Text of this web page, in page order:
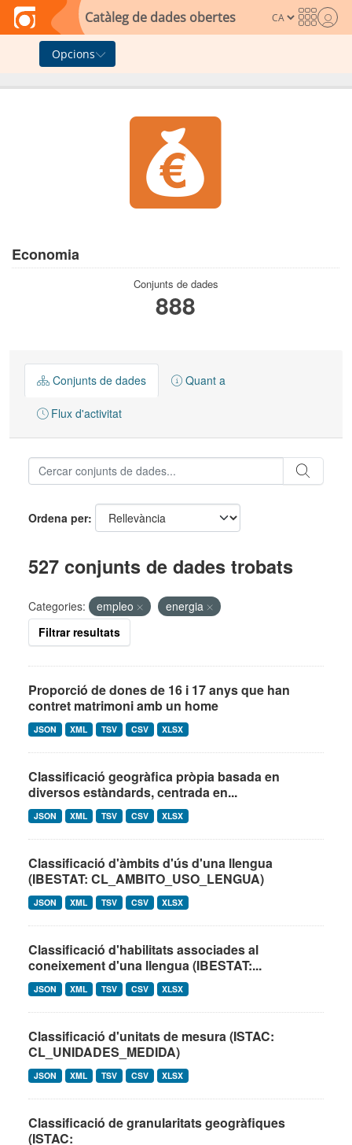
Skip to main content
Catàleg de dades obertes
Opcions
Economia
Conjunts de dades
888
Conjunts de dades Quant a
Flux d'activitat
Ordena per
527 conjunts de dades trobats
Categories: empleo
energia
Filtrar resultats
Proporció de dones de 16 i 17 anys que han
contret matrimoni amb un home
JSON XML TSV CSV XLSX
Classificació geogràfica pròpia basada en
diversos estàndards, centrada en...
JSON XML TSV CSV XLSX
Classificació d'àmbits d'ús d'una llengua
(IBESTAT: CL_AMBITO_USO_LENGUA)
JSON XML TSV CSV XLSX
Classificació d'habilitats associades al
coneixement d'una llengua (IBESTAT:...
JSON XML TSV CSV XLSX
Classificació d'unitats de mesura (ISTAC:
CL_UNIDADES_MEDIDA)
JSON XML TSV CSV XLSX
Classificació de granularitats geogràfiques
(ISTAC: